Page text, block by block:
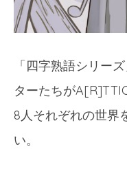
「四字熟語シリー
ターたちが
8人それぞれの世界
い。